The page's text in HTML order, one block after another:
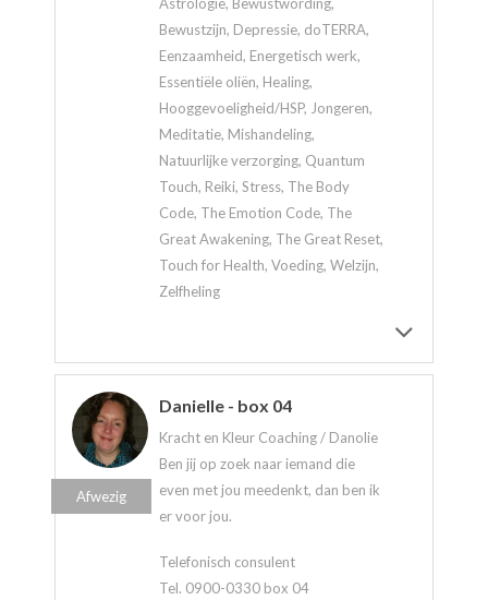
Bewustzijn, Depressie, doTERRA,
Eenzaamheid, Energetisch werk,
Essentiële oliën, Healing,
Hooggevoeligheid/HSP, Jongeren,
Meditatie, Mishandeling,
Natuurlijke verzorging, Quantum
Touch, Reiki, Stress, The Body
Code, The Emotion Code, The
Great Awakening, The Great Reset,
Touch for Health, Voeding, Welzijn,
Zelfheling
Danielle - box 04
Kracht en Kleur Coaching / Danolie
Ben jij op zoek naar iemand die
even met jou meedenkt, dan ben ik
er voor jou.
Telefonisch consulent
Tel. 0900-0330 box 04
Afwezig